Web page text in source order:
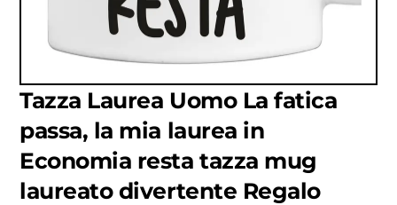
Tazza Laurea Uomo La fatica
passa, la mia laurea in
Economia resta tazza mug
laureato divertente Regalo